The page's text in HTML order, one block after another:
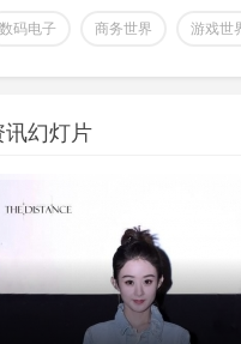
数码电子 商务世界 游戏世
讯幻灯片
全球首个可变形个人
上纬新材今日官宣，
登场。据介绍，上纬新
这个月会有多款国产重
型发布，除了DeepSeek
外，最受关注的当属月